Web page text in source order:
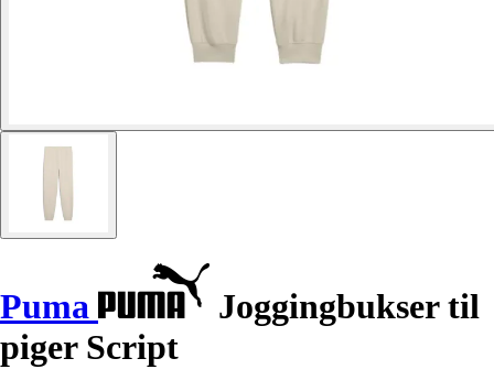
Puma
Joggingbukser til
piger Script